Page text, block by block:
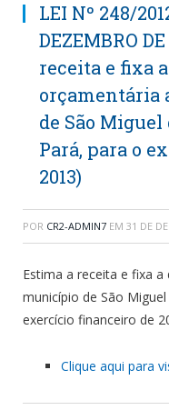
LEI Nº 248/
DEZEMBRO
receita e fixa
orçamentária
de São Miguel
Pará, para o
2013)
POR CR2-ADMIN7 EM 31 DE
Estima a receita e fixa
município de São
exercício financeiro de
Clique aqui para